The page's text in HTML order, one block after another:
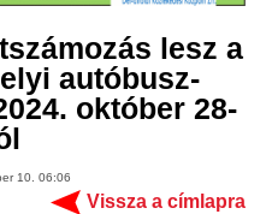
lesz a
autóbusz-
október 28-
10. 06:06
Vissza a címlapra